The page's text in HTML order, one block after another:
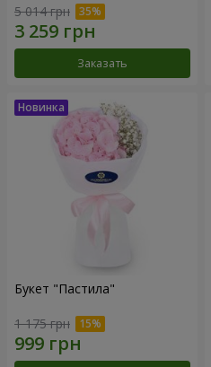
5 014 грн
Заказать
Букет "Пастила"
1 175 грн